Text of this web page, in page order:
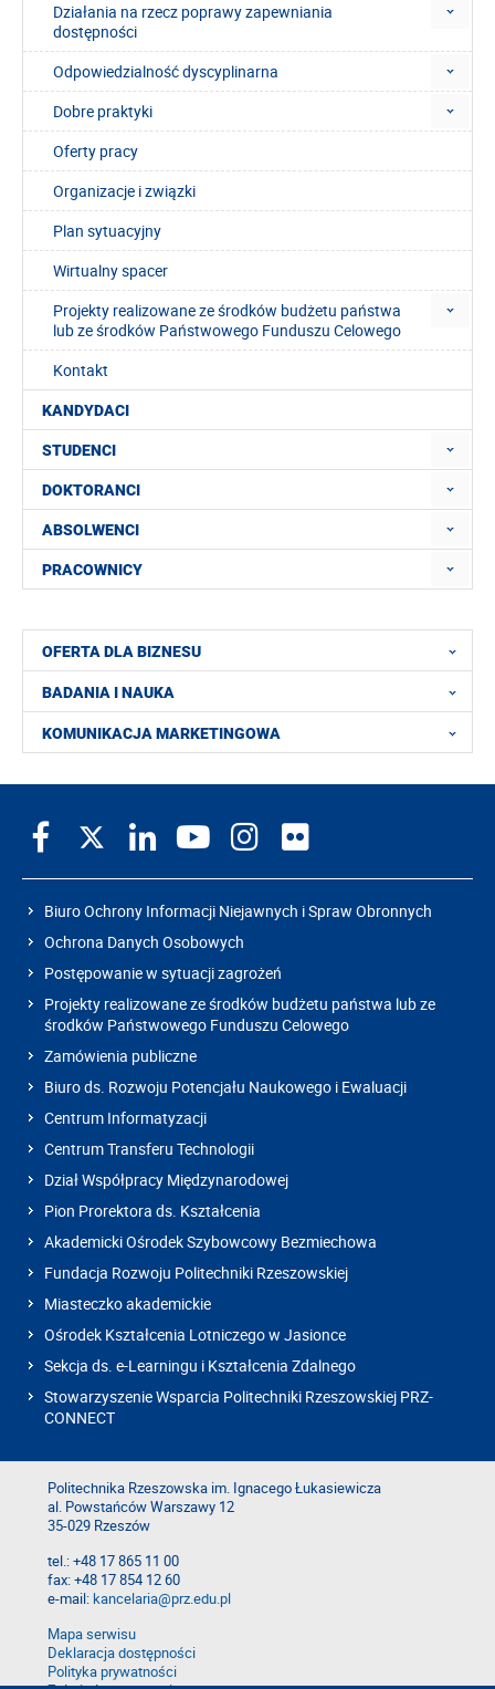
Działania na rzecz poprawy zapewniania
dostępności
Odpowiedzialność dyscyplinarna
Dobre praktyki
Oferty pracy
Organizacje i związki
Plan sytuacyjny
Wirtualny spacer
Projekty realizowane ze środków budżetu państwa
lub ze środków Państwowego Funduszu Celowego
Kontakt
KANDYDACI
STUDENCI
DOKTORANCI
ABSOLWENCI
PRACOWNICY
OFERTA DLA BIZNESU
BADANIA I NAUKA
KOMUNIKACJA MARKETINGOWA
Biuro Ochrony Informacji Niejawnych i Spraw Obronnych
Ochrona Danych Osobowych
Postępowanie w sytuacji zagrożeń
Projekty realizowane ze środków budżetu państwa lub ze
środków Państwowego Funduszu Celowego
Zamówienia publiczne
Biuro ds. Rozwoju Potencjału Naukowego i Ewaluacji
Centrum Informatyzacji
Centrum Transferu Technologii
Dział Współpracy Międzynarodowej
Pion Prorektora ds. Kształcenia
Akademicki Ośrodek Szybowcowy Bezmiechowa
Fundacja Rozwoju Politechniki Rzeszowskiej
Miasteczko akademickie
Ośrodek Kształcenia Lotniczego w Jasionce
Sekcja ds. e-Learningu i Kształcenia Zdalnego
Stowarzyszenie Wsparcia Politechniki Rzeszowskiej PRZ-
CONNECT
Politechnika Rzeszowska im. Ignacego Łukasiewicza
al. Powstańców Warszawy 12
35-029 Rzeszów
tel.: +48 17 865 11 00
fax: +48 17 854 12 60
e-mail:kancelaria@prz.edu.pl
Mapa serwisu
Deklaracja dostępności
Polityka prywatności